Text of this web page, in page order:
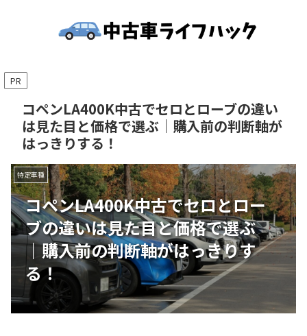
PR
コペンLA400K中古でセロとローブの違い
は見た目と価格で選ぶ｜購入前の判断軸が
はっきりする！
コペンLA400K中古でセロとロー
ブの違いは見た目と価格で選ぶ
｜購入前の判断軸がはっきりす
る！
特定車種